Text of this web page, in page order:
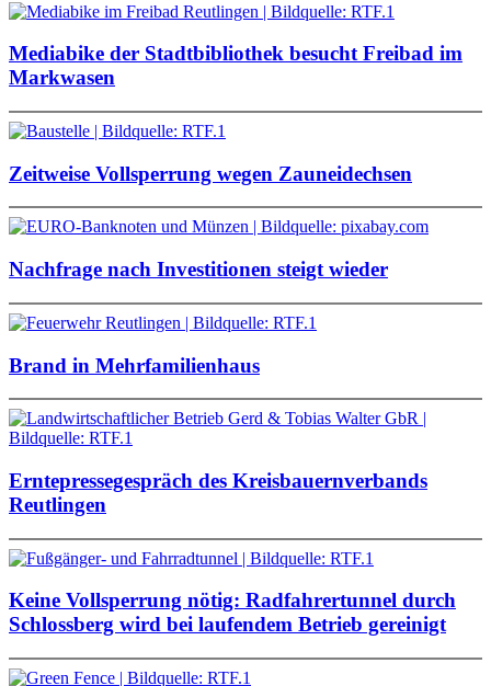
Mediabike der Stadtbibliothek besucht Freibad im
Markwasen
Zeitweise Vollsperrung wegen Zauneidechsen
Nachfrage nach Investitionen steigt wieder
Brand in Mehrfamilienhaus
Erntepressegespräch des Kreisbauernverbands
Reutlingen
Keine Vollsperrung nötig: Radfahrertunnel durch
Schlossberg wird bei laufendem Betrieb gereinigt